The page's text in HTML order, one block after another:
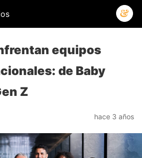
equipos
de Baby
Z
hace 3 años